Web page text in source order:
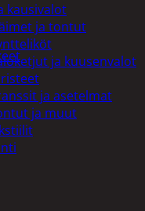
kausivalot
ja tontut
ja kuusenvalot
ja asetelmat
ja muut